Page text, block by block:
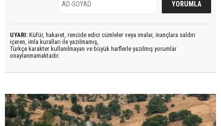
UYARI: Küfür, hakaret, rencide edici cümleler veya imalar, inançlara saldırı
içeren, imla kuralları ile yazılmamış,
Türkçe karakter kullanılmayan ve büyük harflerle yazılmış yorumlar
onaylanmamaktadır.